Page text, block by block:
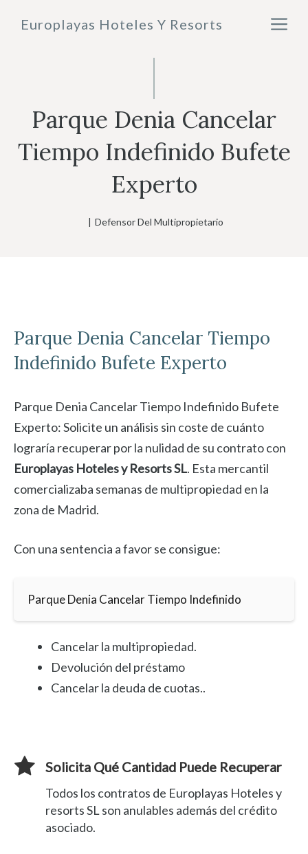
Europlayas Hoteles Y Resorts
Parque Denia Cancelar
Tiempo Indefinido Bufete
Experto
| Defensor Del Multipropietario
Parque Denia Cancelar Tiempo
Indefinido Bufete Experto
Parque Denia Cancelar Tiempo Indefinido Bufete
Experto: Solicite un análisis sin coste de cuánto
lograría recuperar por la nulidad de su contrato con
Europlayas Hoteles y Resorts SL. Esta mercantil
comercializaba semanas de multipropiedad en la
zona de Madrid.
Con una sentencia a favor se consigue:
Parque Denia Cancelar Tiempo Indefinido
Cancelar la multipropiedad.
Devolución del préstamo
Cancelar la deuda de cuotas..
Solicita Qué Cantidad Puede Recuperar
Todos los contratos de Europlayas Hoteles y
resorts SL son anulables además del crédito
asociado.